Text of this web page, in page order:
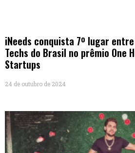
iNeeds conquista 7º lugar
Techs do Brasil no prêmio One
Startups
24 de outubro de 2024